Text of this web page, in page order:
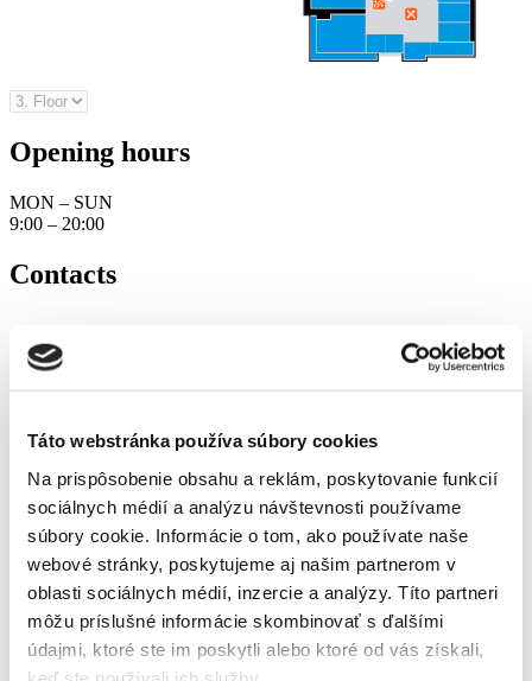
Táto webstránka používa súbory cookies
Na prispôsobenie obsahu a reklám, poskytovanie funkcií
sociálnych médií a analýzu návštevnosti používame
súbory cookie. Informácie o tom, ako používate naše
webové stránky, poskytujeme aj našim partnerom v
oblasti sociálnych médií, inzercie a analýzy. Títo partneri
môžu príslušné informácie skombinovať s ďalšími
údajmi, ktoré ste im poskytli alebo ktoré od vás získali,
Opening hours
MON – SUN
9:00 – 20:00
Contacts